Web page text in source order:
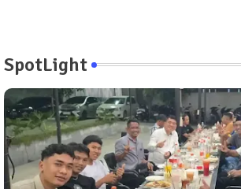
SpotLight